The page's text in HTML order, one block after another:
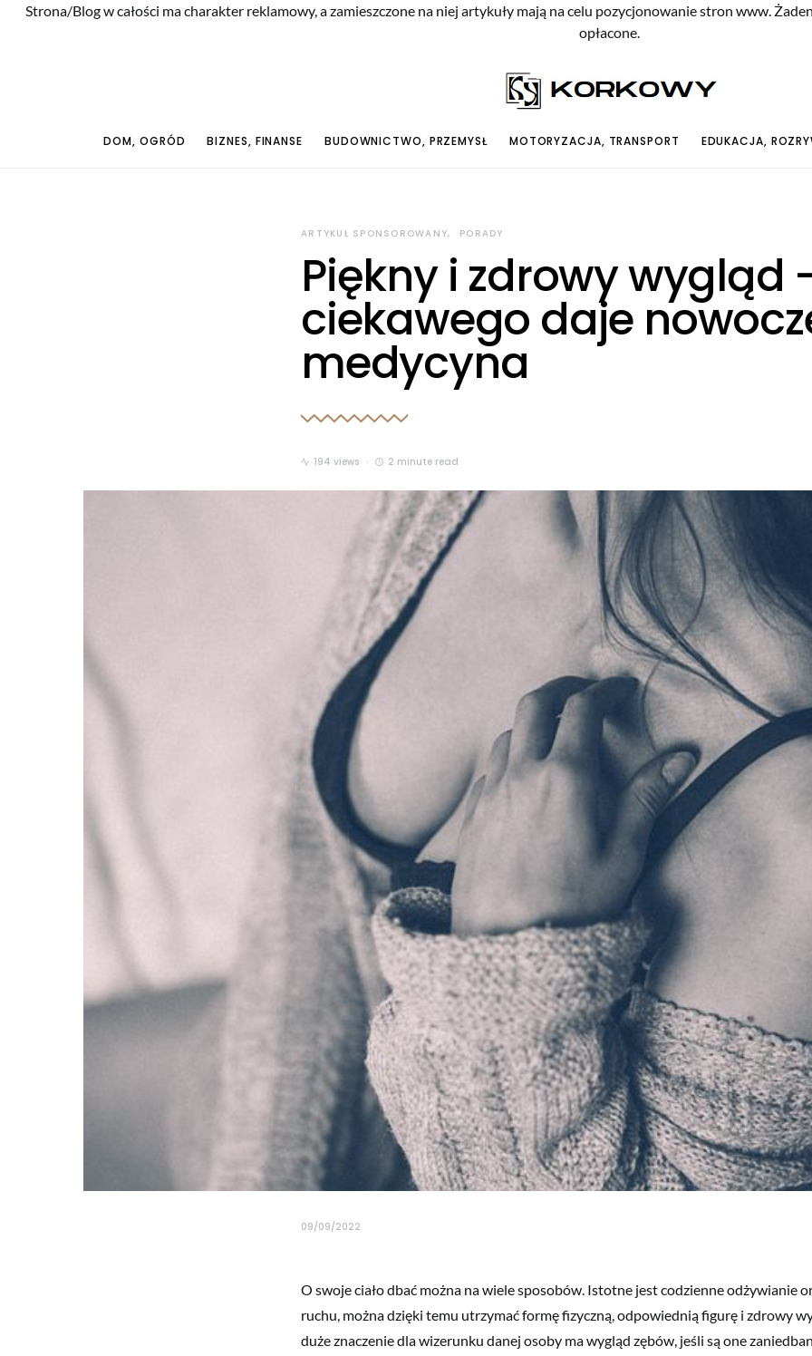
Strona/Blog w całości ma charakter reklamowy, a zamieszczone na niej artykuły mają na celu pozycjonowanie stron www.
opłacone.
DOM, OGRÓD BIZNES, FINANSE BUDOWNICTWO, PRZEMYSŁ MOTORYZACJA, TRANSPORT EDUKACJA,
ARTYKUŁ SPONSOROWANY PORADY
Piękny i zdrowy wygląd
ciekawego daje
medycyna
194 views 2 minute read
09/09/2022
O swoje ciało dbać można na wiele sposobów. Istotne jest codzienne odżywianie
ruchu, można dzięki temu utrzymać formę fizyczną, odpowiednią figurę i zdrowy
duże znaczenie dla wizerunku danej osoby ma wygląd zębów, jeśli są one